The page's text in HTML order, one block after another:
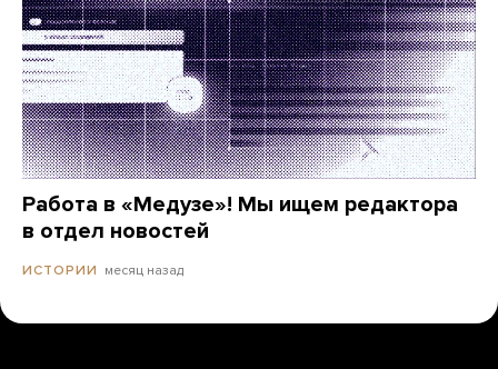
Работа в «Медузе»! Мы ищем редактора
в отдел новостей
ИСТОРИИ месяц назад